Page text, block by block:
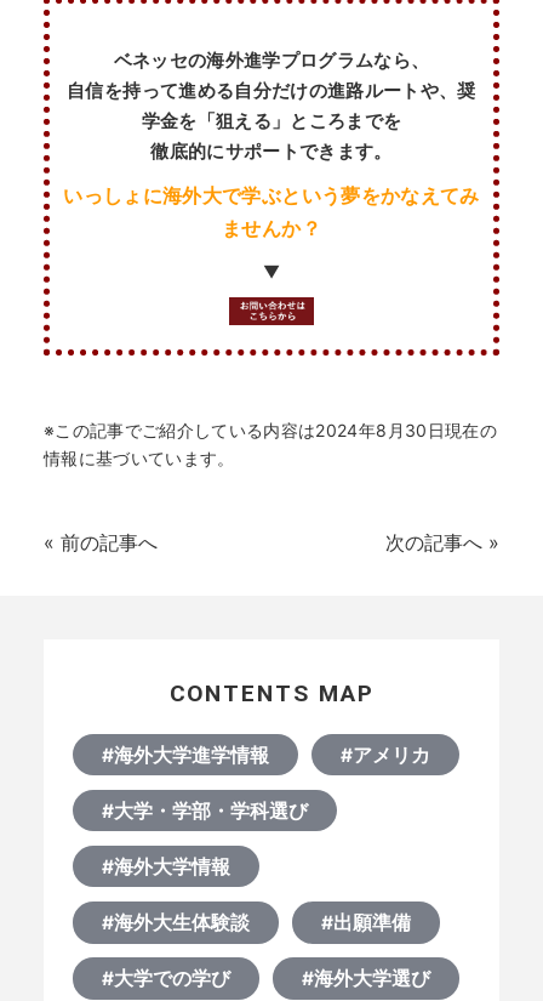
HOME
なぜ海外進学か？
どうやって？
ベネッセの海外進学プログラムなら、
自信を持って進める自分だけの進路ルートや、奨
学金を「狙える」ところまでを
徹底的にサポートできます。
いっしょに海外大で学ぶという夢をかなえてみ
ませんか？
▼
※この記事でご紹介している内容は2024年8月30日現在の
情報に基づいています。
« 前の記事へ 次の記事へ »
CONTENTS MAP
#海外大学進学情報 #アメリカ
#大学・学部・学科選び
#海外大学情報
#海外大生体験談 #出願準備
#大学での学び #海外大学選び